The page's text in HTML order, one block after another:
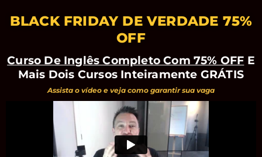
BLACK FRIDAY DE VERDADE 75%
OFF
Curso De Inglês Completo Com 75% OFF E
Mais Dois Cursos Inteiramente GRÁTIS
Assista o vídeo e veja como garantir sua vaga